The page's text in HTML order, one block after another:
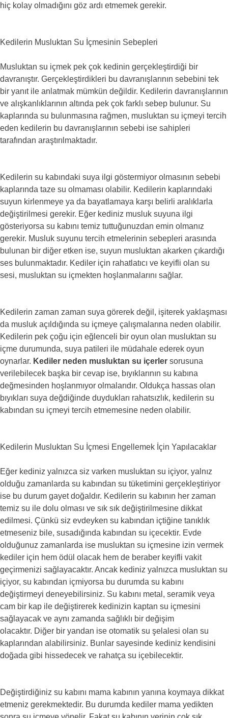
hiç kolay olmadığını göz ardı etmemek gerekir.
Kedilerin Musluktan Su İçmesinin Sebepleri
Musluktan su içmek pek çok kedinin gerçekleştirdiği bir
davranıştır. Gerçekleştirdikleri bu davranışlarının sebebini tek
bir yanıt ile anlatmak mümkün değildir. Kedilerin davranışlarının
ve alışkanlıklarının altında pek çok farklı sebep bulunur. Su
kaplarında su bulunmasına rağmen, musluktan su içmeyi tercih
eden kedilerin bu davranışlarının sebebi ise sahipleri
tarafından araştırılmaktadır.
Kedilerin su kabındaki suya ilgi göstermiyor olmasının sebebi
kaplarında taze su olmaması olabilir. Kedilerin kaplarındaki
suyun kirlenmeye ya da bayatlamaya karşı belirli aralıklarla
değiştirilmesi gerekir. Eğer kediniz musluk suyuna ilgi
gösteriyorsa su kabını temiz tuttuğunuzdan emin olmanız
gerekir. Musluk suyunu tercih etmelerinin sebepleri arasında
bulunan bir diğer etken ise, suyun musluktan akarken çıkardığı
ses bulunmaktadır. Kediler için rahatlatıcı ve keyifli olan su
sesi, musluktan su içmekten hoşlanmalarını sağlar.
Kedilerin zaman zaman suya görerek değil, işiterek yaklaşması
da musluk açıldığında su içmeye çalışmalarına neden olabilir.
Kedilerin pek çoğu için eğlenceli bir oyun olan musluktan su
içme durumunda, suya patileri ile müdahale ederek oyun
oynarlar. Kediler neden musluktan su içerler sorusuna
verilebilecek başka bir cevap ise, bıyıklarının su kabına
değmesinden hoşlanmıyor olmalarıdır. Oldukça hassas olan
bıyıkları suya değdiğinde duydukları rahatsızlık, kedilerin su
kabından su içmeyi tercih etmemesine neden olabilir.
Kedilerin Musluktan Su İçmesi Engellemek İçin Yapılacaklar
Eğer kediniz yalnızca siz varken musluktan su içiyor, yalnız
olduğu zamanlarda su kabından su tüketimini gerçekleştiriyor
ise bu durum gayet doğaldır. Kedilerin su kabının her zaman
temiz su ile dolu olması ve sık sık değiştirilmesine dikkat
edilmesi. Çünkü siz evdeyken su kabından içtiğine tanıklık
etmeseniz bile, susadığında kabından su içecektir. Evde
olduğunuz zamanlarda ise musluktan su içmesine izin vermek
kediler için hem ödül olacak hem de beraber keyifli vakit
geçirmenizi sağlayacaktır. Ancak kediniz yalnızca musluktan su
içiyor, su kabından içmiyorsa bu durumda su kabını
değiştirmeyi deneyebilirsiniz. Su kabını metal, seramik veya
cam bir kap ile değiştirerek kedinizin kaptan su içmesini
sağlayacak ve aynı zamanda sağlıklı bir değişim
olacaktır. Diğer bir yandan ise otomatik su şelalesi olan su
kaplarından alabilirsiniz. Bunlar sayesinde kediniz kendisini
doğada gibi hissedecek ve rahatça su içebilecektir.
Değiştirdiğiniz su kabını mama kabının yanına koymaya dikkat
etmeniz gerekmektedir. Bu durumda kediler mama yedikten